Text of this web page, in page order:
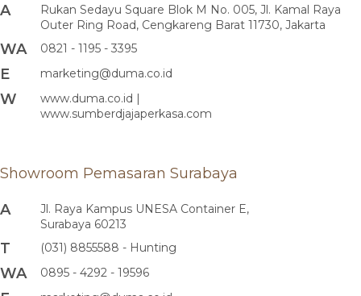
A
Rukan Sedayu Square Blok M No. 005, Jl. Kamal Raya
Outer Ring Road, Cengkareng Barat 11730, Jakarta
WA 0821 - 1195 - 3395
E marketing@duma.co.id
W
www.duma.co.id |
www.sumberdjajaperkasa.com
Showroom Pemasaran Surabaya
A
Jl. Raya Kampus UNESA Container E,
Surabaya 60213
T (031) 8855588 - Hunting
WA 0895 - 4292 - 19596